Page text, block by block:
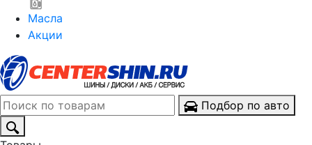
Масла
Акции
Подбор по авто